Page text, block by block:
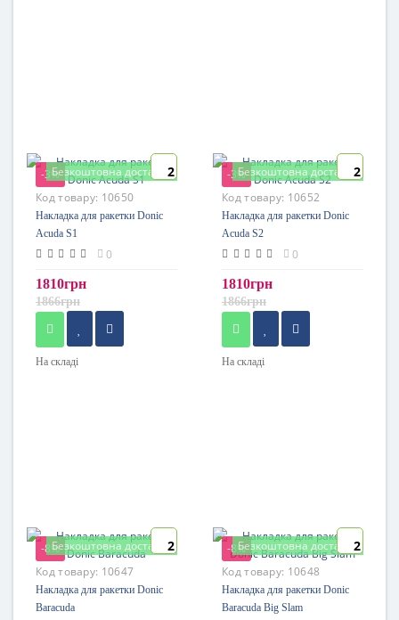
-3%Безкоштовна доставка2
Код товару: 10650
Накладка для ракетки Donic
Acuda S1
0
1810грн
1866грн
На складі
-3%Безкоштовна доставка2
Код товару: 10652
Накладка для ракетки Donic
Acuda S2
0
1810грн
1866грн
На складі
-8%Безкоштовна доставка2
Код товару: 10647
Накладка для ракетки Donic
Baracuda
-8%Безкоштовна доставка2
Код товару: 10648
Накладка для ракетки Donic
Baracuda Big Slam